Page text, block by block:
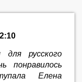
русского
понравилось
Елена